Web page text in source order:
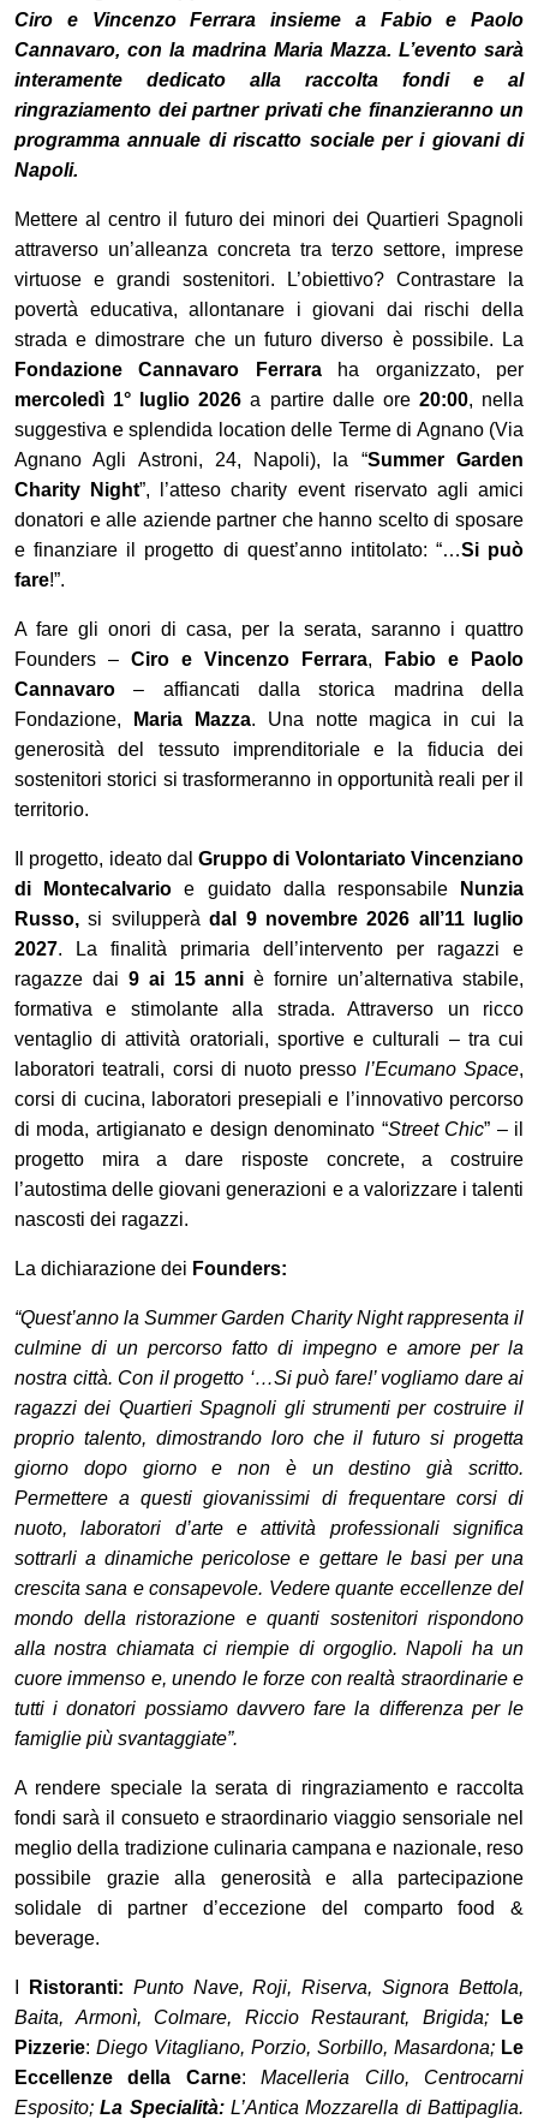
Ciro e Vincenzo Ferrara insieme a Fabio e Paolo
Cannavaro, con la madrina Maria Mazza. L’evento sarà
interamente dedicato alla raccolta fondi e al
ringraziamento dei partner privati che finanzieranno un
programma annuale di riscatto sociale per i giovani di
Napoli.
Mettere al centro il futuro dei minori dei Quartieri Spagnoli
attraverso un’alleanza concreta tra terzo settore, imprese
virtuose e grandi sostenitori. L’obiettivo? Contrastare la
povertà educativa, allontanare i giovani dai rischi della
strada e dimostrare che un futuro diverso è possibile.
La
Fondazione Cannavaro Ferraraha organizzato, per
mercoledì 1° luglio 2026 a partire dalle ore 20:00, nella
suggestiva e splendida location delle Terme di Agnano (Via
Agnano Agli Astroni, 24, Napoli), la “Summer Garden
Charity Night”, l’atteso charity event riservato agli amici
donatori e alle aziende partner che hanno scelto di sposare
e finanziare il progetto di quest’anno intitolato: “…Si può
fare!”.
A fare gli onori di casa, per la serata, saranno i quattro
Founders – Ciro e Vincenzo Ferrara,
Fabio e Paolo
Cannavaro – affiancati dalla storica madrina della
Fondazione,
Maria Mazza. Una notte magica in cui la
generosità del tessuto imprenditoriale e la fiducia dei
sostenitori storici si trasformeranno in opportunità reali per il
territorio.
Il progetto, ideato dalGruppo di Volontariato Vincenziano
di Montecalvarioe guidato dalla responsabile
Nunzia
Russo, si svilupperàdal 9 novembre 2026 all’11 luglio
2027. La finalità primaria dell’intervento per ragazzi e
ragazze dai 9 ai 15 anniè fornire un’alternativa stabile,
formativa e stimolante alla strada. Attraverso un ricco
ventaglio di attività oratoriali, sportive e culturali – tra cui
laboratori teatrali, corsi di nuoto presso l’Ecumano Space,
corsi di cucina, laboratori presepiali e l’innovativo percorso
di moda, artigianato e design denominato “Street Chic” – il
progetto mira a dare risposte concrete, a costruire
l’autostima delle giovani generazioni e a valorizzare i talenti
nascosti dei ragazzi.
La dichiarazione dei Founders:
“Quest’anno la Summer Garden Charity Night rappresenta il
culmine di un percorso fatto di impegno e amore per la
nostra città. Con il progetto ‘…Si può fare!’ vogliamo dare ai
ragazzi dei Quartieri Spagnoli gli strumenti per costruire il
proprio talento, dimostrando loro che il futuro si progetta
giorno dopo giorno e non è un destino già scritto.
Permettere a questi giovanissimi di frequentare corsi di
nuoto, laboratori d’arte e attività professionali significa
sottrarli a dinamiche pericolose e gettare le basi per una
crescita sana e consapevole. Vedere quante eccellenze del
mondo della ristorazione e quanti sostenitori rispondono
alla nostra chiamata ci riempie di orgoglio. Napoli ha un
cuore immenso e, unendo le forze con realtà straordinarie e
tutti i donatori possiamo davvero fare la differenza per le
famiglie più svantaggiate”.
A rendere speciale la serata di ringraziamento e raccolta
fondi sarà il consueto e straordinario viaggio sensoriale nel
meglio della tradizione culinaria campana e nazionale, reso
possibile grazie alla generosità e alla partecipazione
solidale di partner d’eccezione del comparto food &
beverage.
Ristoranti: Punto Nave, Roji, Riserva, Signora Bettola,
Baita, Armonì, Colmare, Riccio Restaurant, Brigida;
Le
Pizzerie: Diego Vitagliano, Porzio, Sorbillo, Masardona; Le
Eccellenze della Carne:Macelleria Cillo, Centrocarni
Esposito;La Specialità:L’Antica Mozzarella di Battipaglia.